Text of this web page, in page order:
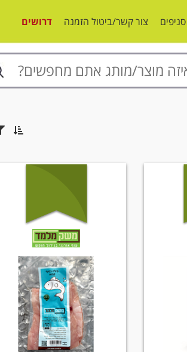
סניפים צור קשר/ביטול הזמנה
דרושים